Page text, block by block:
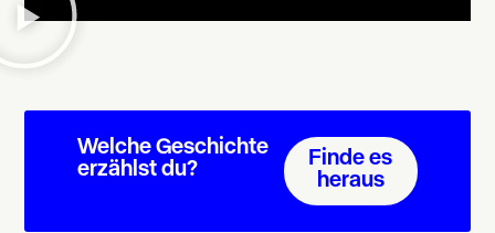
Welche Geschichte
erzählst du?
Finde es
heraus